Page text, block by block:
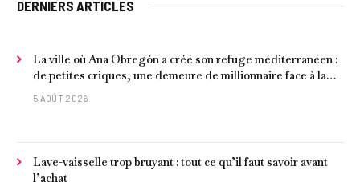
DERNIERS ARTICLES
La ville où Ana Obregón a créé son refuge méditerranéen :
de petites criques, une demeure de millionnaire face à la
mer et les meilleurs fruits de mer
5 AOÛT 2026
Lave-vaisselle trop bruyant : tout ce qu’il faut savoir avant
l’achat